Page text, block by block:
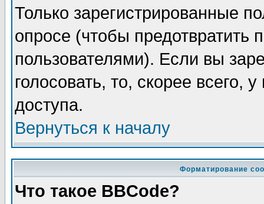
Только зарегистрированные
опросе (чтобы предотвратить
пользователями). Если вы
голосовать, то, скорее всего,
доступа.
Вернуться к началу
Форматирование
Что такое BBCode?